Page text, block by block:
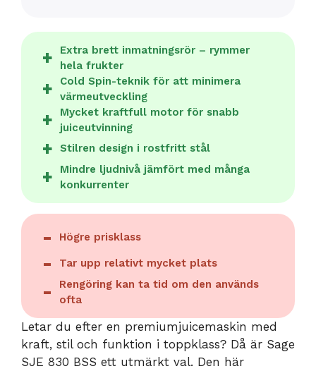
Extra brett inmatningsrör – rymmer
hela frukter
Cold Spin-teknik för att minimera
värmeutveckling
Mycket kraftfull motor för snabb
juiceutvinning
Stilren design i rostfritt stål
Mindre ljudnivå jämfört med många
konkurrenter
Högre prisklass
Tar upp relativt mycket plats
Rengöring kan ta tid om den används
ofta
Letar du efter en premiumjuicemaskin med
kraft, stil och funktion i toppklass? Då är Sage
SJE 830 BSS ett utmärkt val. Den här